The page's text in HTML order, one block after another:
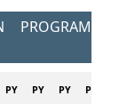
PROGRAM
PY
PY
PY
PY